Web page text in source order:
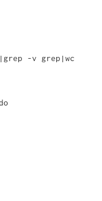
-v grep|wc